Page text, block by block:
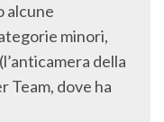
alcune
minori,
della
Team, dove ha